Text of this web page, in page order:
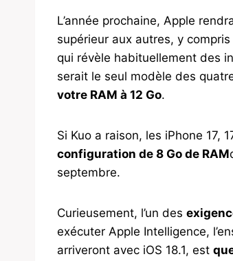
L’année prochaine, Apple
supérieur aux autres, y
qui révèle habituellement des
serait le seul modèle des
votre RAM à 12 Go.
Si Kuo a raison, les iPhone 17,
configuration de 8 Go de RAM
septembre.
Curieusement, l’un des
exécuter Apple Intelligence,
arriveront avec iOS 18.1, est